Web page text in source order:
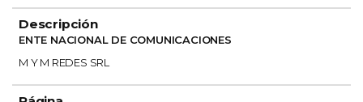
ENTE NACIONAL DE COMUNICACIONES
M Y M REDES SRL